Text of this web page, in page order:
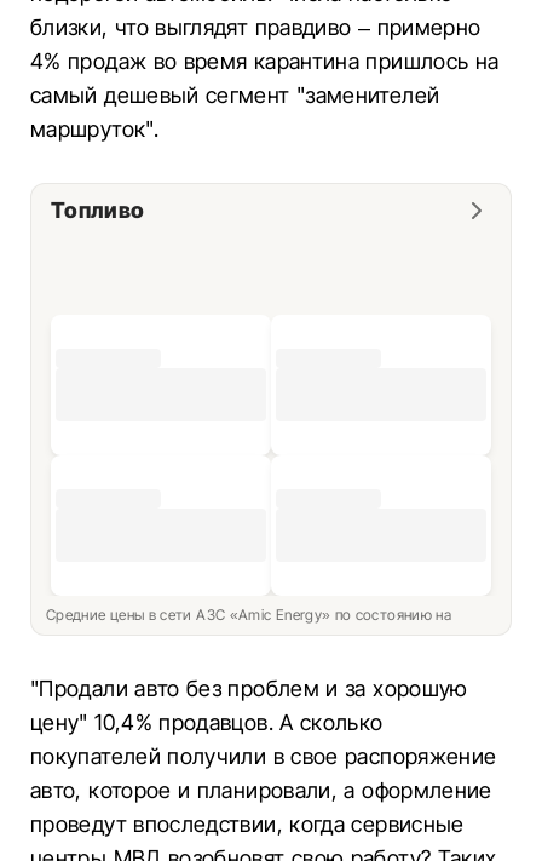
близки, что выглядят правдиво – примерно
4% продаж во время карантина пришлось на
самый дешевый сегмент "заменителей
маршруток".
Топливо
Средние цены в сети АЗС «Amic Energy» по состоянию на
"Продали авто без проблем и за хорошую
цену" 10,4% продавцов. А сколько
покупателей получили в свое распоряжение
авто, которое и планировали, а оформление
проведут впоследствии, когда сервисные